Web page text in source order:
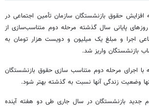
افزایش حقوق بازنشستگان سازمان تأمین اجتماعی در
کرد: در روزهای پایانی سال گذشته مرحله دوم متناسب‌سازی از
اجرا و مبلغ یک میلیون و دویست هزار تومان به
بازنشستگان واریز شد.
با اجرای مرحله دوم متناسب سازی حقوق بازنشستگان
وضعیت زندگی آنها نسبت به گذشته بهتر شود.
جدید بازنشستگان در سال جاری طی دو هفته آینده